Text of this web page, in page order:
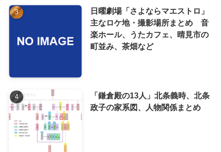
日曜劇場「さよならマエストロ」
主なロケ地・撮影場所まとめ 音
楽ホール、うたカフェ、晴見市の
町並み、茶畑など
「鎌倉殿の13人」北条義時、北条
政子の家系図、人物関係まとめ